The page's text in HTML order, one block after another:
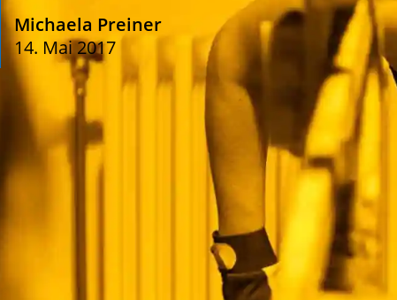
Michaela Preiner
14. Mai 2017